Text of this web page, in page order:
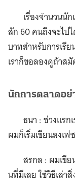
เรื่องจำนวนนั
สัก 60 คนถึงจะไป
บาทสำหรับการเรี
เราก็ขอลองดูถ้าส
นักการตลาดอ
ธนา : ช่วงแรก
ผมก็เริ่มเขียนลงเฟ
สรกล : ผมเขี
นที่มีเลย ใช้วิธีเล่า